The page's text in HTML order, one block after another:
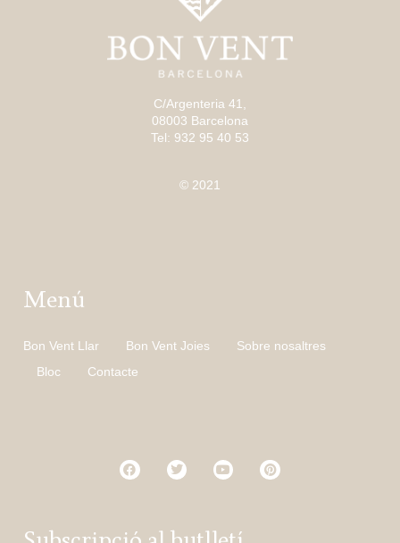
C/Argenteria 41,
08003 Barcelona
Tel: 932 95 40 53
© 2021
Menú
Bon Vent Llar Bon Vent Joies
Sobre nosaltres
Bloc
Contacte